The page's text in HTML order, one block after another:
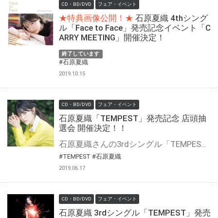
CD・BD/DVD フェア・イベント
★特典画像公開！★ 石原夏織 4thシング
ル「Face to Face」発売記念イベント「C
ARRY MEETING」開催決定！
終了しています
#石原夏織
2019.10.15
CD・BD/DVD フェア・イベント
石原夏織「TEMPEST」発売記念 店頭抽
選会 開催決定！！
#TEMPEST #石原夏織
2019.06.17
CD・BD/DVD フェア・イベント
石原夏織 3rdシングル「TEMPEST」発売